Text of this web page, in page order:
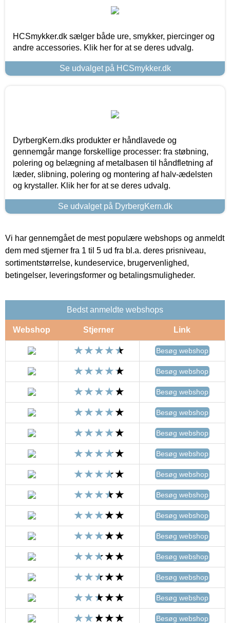
HCSmykker.dk sælger både ure, smykker, piercinger og
andre accessories. Klik her for at se deres udvalg.
Se udvalget på HCSmykker.dk
DyrbergKern.dks produkter er håndlavede og
gennemgår mange forskellige processer: fra støbning,
polering og belægning af metalbasen til håndfletning af
læder, slibning, polering og montering af halv-ædelsten
og krystaller. Klik her for at se deres udvalg.
Se udvalget på DyrbergKern.dk
Vi har gennemgået de mest populære webshops og anmeldt
dem med stjerner fra 1 til 5 ud fra bl.a. deres prisniveau,
sortimentstørrelse, kundeservice, brugervenlighed,
betingelser, leveringsformer og betalingsmuligheder.
Bedst anmeldte webshops
Webshop Stjerner Link
Besøg webshop
Besøg webshop
Besøg webshop
Besøg webshop
Besøg webshop
Besøg webshop
Besøg webshop
Besøg webshop
Besøg webshop
Besøg webshop
Besøg webshop
Besøg webshop
Besøg webshop
Besøg webshop